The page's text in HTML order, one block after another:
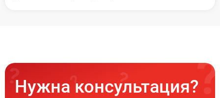
Нужна консультация?